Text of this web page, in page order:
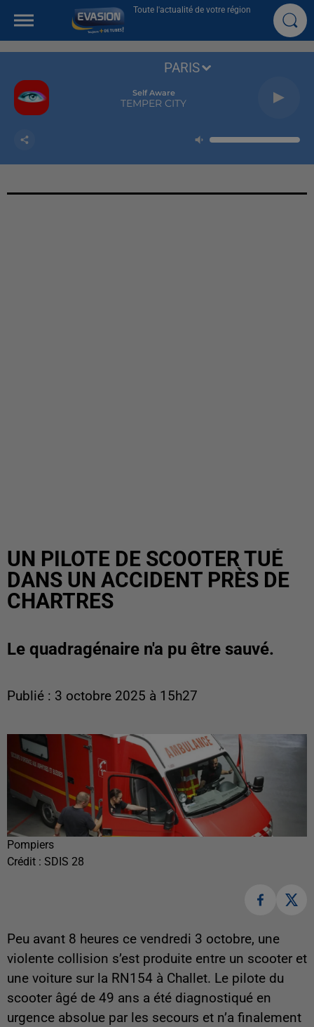
Toute l'actualité de votre région
Self Aware
TEMPER CITY
PARIS
UN PILOTE DE SCOOTER TUÉ
DANS UN ACCIDENT PRÈS DE
CHARTRES
Le quadragénaire n'a pu être sauvé.
Publié : 3 octobre 2025 à 15h27
Pompiers
Crédit : SDIS 28
Peu avant 8 heures ce vendredi 3 octobre, une
violente collision s’est produite entre un scooter et
une voiture sur la RN154 à Challet. Le pilote du
scooter âgé de 49 ans a été diagnostiqué en
urgence absolue par les secours et n’a finalement